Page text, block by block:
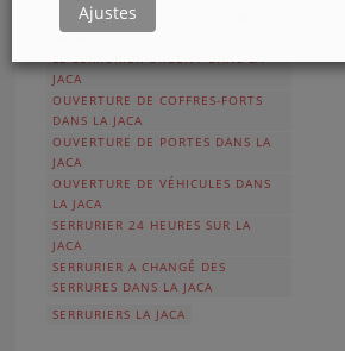
LE SERRURIER À DOMICILE DANS
LA JACA
JACA
OUVERTURE DE COFFRES-FORTS
DANS LA JACA
OUVERTURE DE PORTES DANS LA
JACA
OUVERTURE DE VÉHICULES DANS
LA JACA
SERRURIER 24 HEURES SUR LA
JACA
SERRURIER A CHANGÉ DES
SERRURES DANS LA JACA
SERRURIERS LA JACA
Ajustes